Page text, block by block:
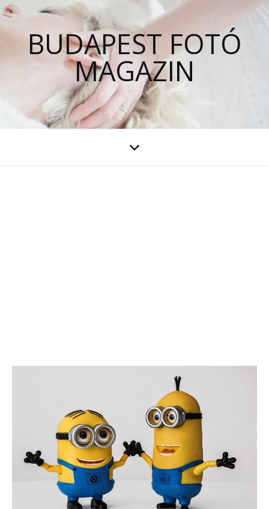
BUDAPEST FOTÓ
MAGAZIN